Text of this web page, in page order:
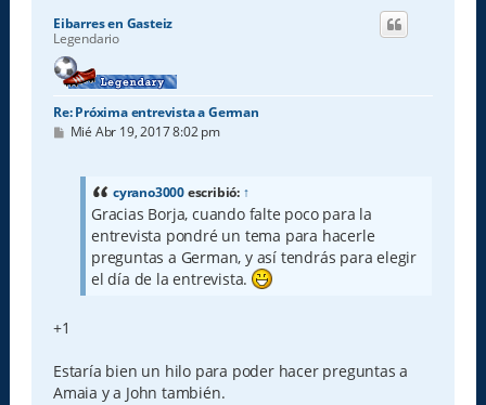
Eibarres en Gasteiz
Legendario
Re: Próxima entrevista a German
M
Mié Abr 19, 2017 8:02 pm
cyrano3000escribió: ↑
Gracias Borja, cuando falte poco para la
entrevista pondré un tema para hacerle
preguntas a German, y así tendrás para elegir
el día de la entrevista.
+1
Estaría bien un hilo para poder hacer preguntas a
Amaia y a John también.